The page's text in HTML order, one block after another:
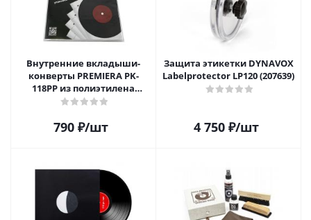
Внутренние вкладыши-
конверты PREMIERA PK-
118PP из полиэтилена
высокой плотности для 12"
шт.
790 ₽/шт
Защита этикетки DYNAVOX
Labelprotector LP120 (207639)
4 750₽/шт